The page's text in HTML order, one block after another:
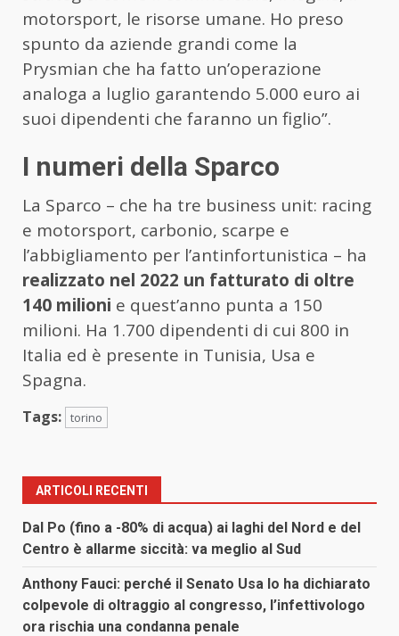
motorsport, le risorse umane. Ho preso
spunto da aziende grandi come la
Prysmian che ha fatto un’operazione
analoga a luglio garantendo 5.000 euro ai
suoi dipendenti che faranno un figlio”.
I numeri della Sparco
La Sparco – che ha tre business unit: racing
e motorsport, carbonio, scarpe e
l’abbigliamento per l’antinfortunistica – ha
realizzato nel 2022 un fatturato di oltre
140 milioni e quest’anno punta a 150
milioni. Ha 1.700 dipendenti di cui 800 in
Italia ed è presente in Tunisia, Usa e
Spagna.
Tags: torino
ARTICOLI RECENTI
Dal Po (fino a -80% di acqua) ai laghi del Nord e del
Centro è allarme siccità: va meglio al Sud
Anthony Fauci: perché il Senato Usa lo ha dichiarato
colpevole di oltraggio al congresso, l’infettivologo
ora rischia una condanna penale